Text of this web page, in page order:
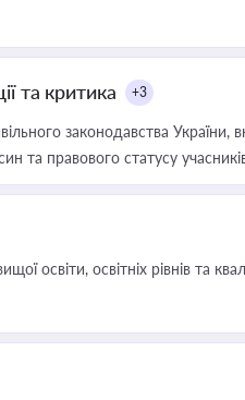
та критика +3
законодавства України,
та правового статусу
освіти, освітніх рівнів та